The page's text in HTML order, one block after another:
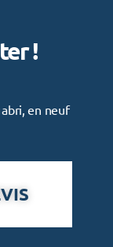
!
en neuf